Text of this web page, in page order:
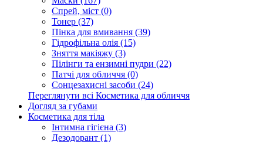
Спрей, міст (0)
Тонер (37)
Пінка для вмивання (39)
Гідрофільна олія (15)
Зняття макіяжу (3)
Пілінги та ензимні пудри (22)
Патчі для обличчя (0)
Сонцезахисні засоби (24)
Переглянути всі Косметика для обличчя
Догляд за губами
Косметика для тіла
Інтимна гігієна (3)
Дезодорант (1)